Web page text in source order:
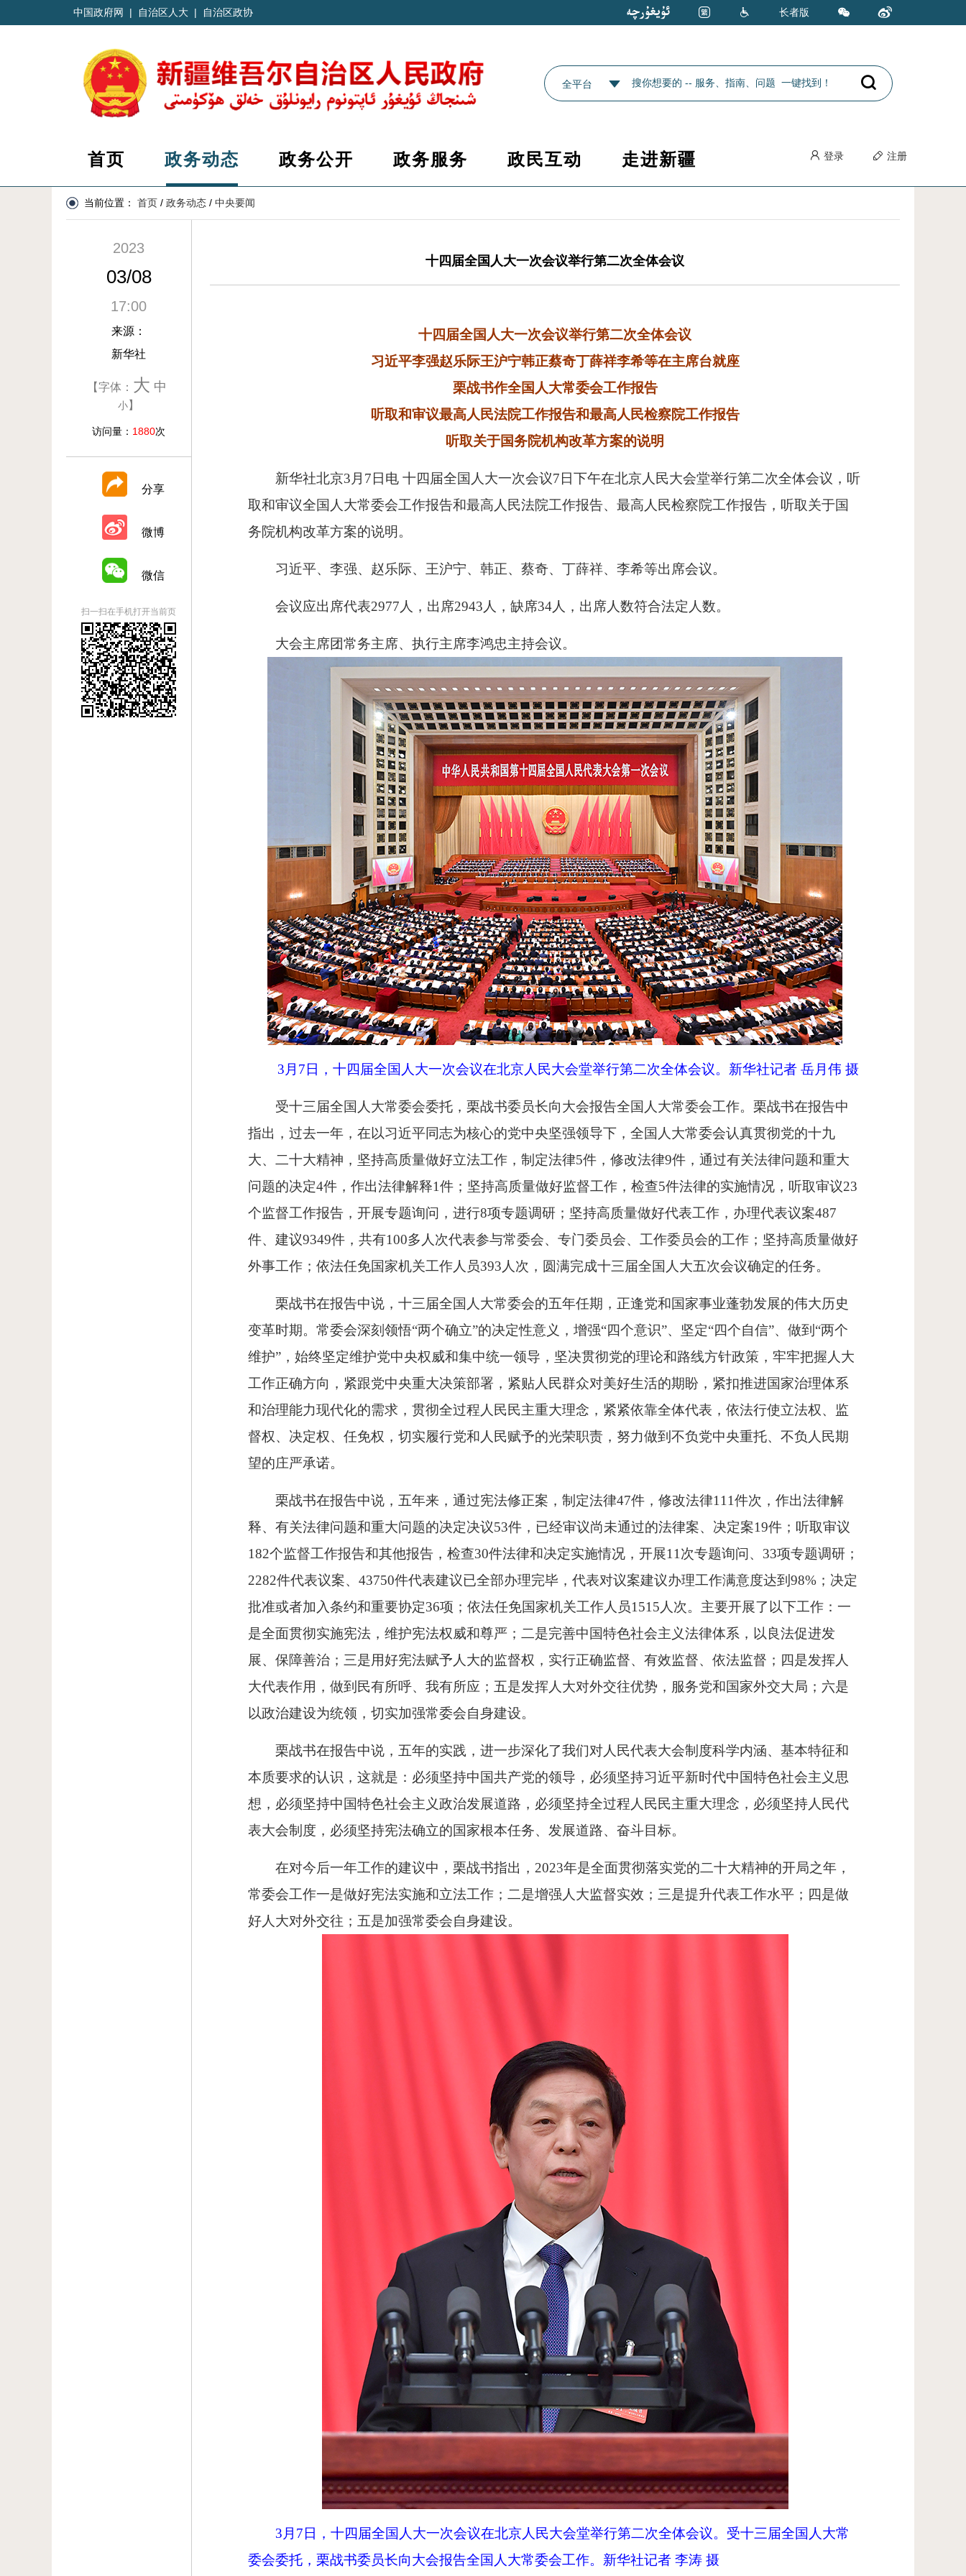
中国政府网 | 自治区人大 | 自治区政协 长者版
全平台
首页 政务动态 政务公开 政务服务 政民互动 走进新疆 登录 注册
当前位置： 首页 / 政务动态 / 中央要闻
2023
03/08
17:00
来源：
新华社
【字体： 大 中
小】
访问量： 1880次
分享
微博
微信
扫一扫在手机打开当前页
十四届全国人大一次会议举行第二次全体会议
十四届全国人大一次会议举行第二次全体会议
习近平李强赵乐际王沪宁韩正蔡奇丁薛祥李希等在主席台就座
栗战书作全国人大常委会工作报告
听取和审议最高人民法院工作报告和最高人民检察院工作报告
听取关于国务院机构改革方案的说明
新华社北京3月7日电 十四届全国人大一次会议7日下午在北京人民大会堂举行第二次全体会议，听
取和审议全国人大常委会工作报告和最高人民法院工作报告、最高人民检察院工作报告，听取关于国
务院机构改革方案的说明。
习近平、李强、赵乐际、王沪宁、韩正、蔡奇、丁薛祥、李希等出席会议。
会议应出席代表2977人，出席2943人，缺席34人，出席人数符合法定人数。
大会主席团常务主席、执行主席李鸿忠主持会议。
3月7日，十四届全国人大一次会议在北京人民大会堂举行第二次全体会议。新华社记者 岳月伟 摄
受十三届全国人大常委会委托，栗战书委员长向大会报告全国人大常委会工作。栗战书在报告中
指出，过去一年，在以习近平同志为核心的党中央坚强领导下，全国人大常委会认真贯彻党的十九
大、二十大精神，坚持高质量做好立法工作，制定法律5件，修改法律9件，通过有关法律问题和重大
问题的决定4件，作出法律解释1件；坚持高质量做好监督工作，检查5件法律的实施情况，听取审议23
个监督工作报告，开展专题询问，进行8项专题调研；坚持高质量做好代表工作，办理代表议案487
件、建议9349件，共有100多人次代表参与常委会、专门委员会、工作委员会的工作；坚持高质量做好
外事工作；依法任免国家机关工作人员393人次，圆满完成十三届全国人大五次会议确定的任务。
栗战书在报告中说，十三届全国人大常委会的五年任期，正逢党和国家事业蓬勃发展的伟大历史
变革时期。常委会深刻领悟“两个确立”的决定性意义，增强“四个意识”、坚定“四个自信”、做到“两个
维护”，始终坚定维护党中央权威和集中统一领导，坚决贯彻党的理论和路线方针政策，牢牢把握人大
工作正确方向，紧跟党中央重大决策部署，紧贴人民群众对美好生活的期盼，紧扣推进国家治理体系
和治理能力现代化的需求，贯彻全过程人民民主重大理念，紧紧依靠全体代表，依法行使立法权、监
督权、决定权、任免权，切实履行党和人民赋予的光荣职责，努力做到不负党中央重托、不负人民期
望的庄严承诺。
栗战书在报告中说，五年来，通过宪法修正案，制定法律47件，修改法律111件次，作出法律解
释、有关法律问题和重大问题的决定决议53件，已经审议尚未通过的法律案、决定案19件；听取审议
182个监督工作报告和其他报告，检查30件法律和决定实施情况，开展11次专题询问、33项专题调研；
2282件代表议案、43750件代表建议已全部办理完毕，代表对议案建议办理工作满意度达到98%；决定
批准或者加入条约和重要协定36项；依法任免国家机关工作人员1515人次。主要开展了以下工作：一
是全面贯彻实施宪法，维护宪法权威和尊严；二是完善中国特色社会主义法律体系，以良法促进发
展、保障善治；三是用好宪法赋予人大的监督权，实行正确监督、有效监督、依法监督；四是发挥人
大代表作用，做到民有所呼、我有所应；五是发挥人大对外交往优势，服务党和国家外交大局；六是
以政治建设为统领，切实加强常委会自身建设。
栗战书在报告中说，五年的实践，进一步深化了我们对人民代表大会制度科学内涵、基本特征和
本质要求的认识，这就是：必须坚持中国共产党的领导，必须坚持习近平新时代中国特色社会主义思
想，必须坚持中国特色社会主义政治发展道路，必须坚持全过程人民民主重大理念，必须坚持人民代
表大会制度，必须坚持宪法确立的国家根本任务、发展道路、奋斗目标。
在对今后一年工作的建议中，栗战书指出，2023年是全面贯彻落实党的二十大精神的开局之年，
常委会工作一是做好宪法实施和立法工作；二是增强人大监督实效；三是提升代表工作水平；四是做
好人大对外交往；五是加强常委会自身建设。
3月7日，十四届全国人大一次会议在北京人民大会堂举行第二次全体会议。受十三届全国人大常
委会委托，栗战书委员长向大会报告全国人大常委会工作。新华社记者 李涛 摄